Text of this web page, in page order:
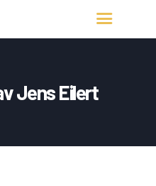
Jens Eilert